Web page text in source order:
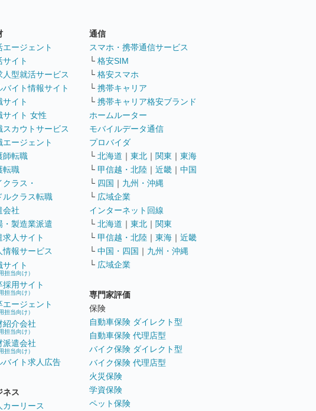
エージェント
サイト
人型就活サービス
バイト情報サイト
サイト
サイト 女性
スカウトサービス
エージェント
師転職
転職
クラス・
ルクラス転職
会社
・製造業派遣
求人サイト
情報サービス
サイト
担当向け）
採用サイト
担当向け）
エージェント
担当向け）
紹介会社
担当向け）
派遣会社
担当向け）
バイト求人広告
ネス
カーリース
通信
スマホ・携帯通信サービス
└ 格安SIM
└ 格安スマホ
└ 携帯キャリア
└ 携帯キャリア格安ブランド
ホームルーター
モバイルデータ通信
プロバイダ
└ 北海道 ｜ 東北 ｜ 関東 ｜ 東海
└ 甲信越・北陸 ｜ 近畿 ｜ 中国
└ 四国 ｜ 九州・沖縄
└ 広域企業
インターネット回線
└ 北海道 ｜ 東北 ｜ 関東
└ 甲信越・北陸 ｜ 東海 ｜ 近畿
└ 中国・四国 ｜ 九州・沖縄
└ 広域企業
専門家評価
保険
自動車保険 ダイレクト型
自動車保険 代理店型
バイク保険 ダイレクト型
バイク保険 代理店型
火災保険
学資保険
ペット保険